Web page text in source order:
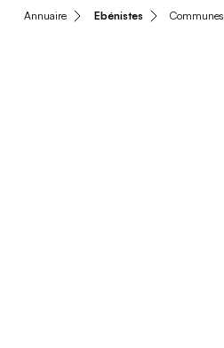
Annuaire Ebénistes Communes